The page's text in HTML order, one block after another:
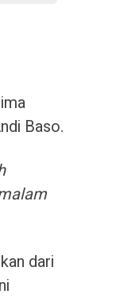
Baso.
dari